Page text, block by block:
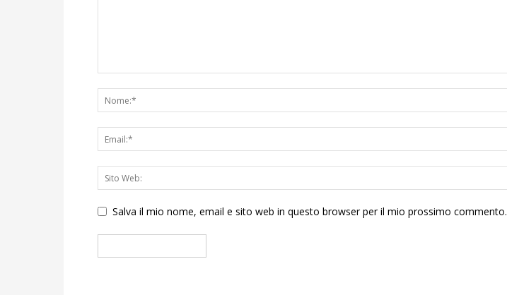
Salva il mio nome, email e sito web in questo browser per il mio prossimo commento.